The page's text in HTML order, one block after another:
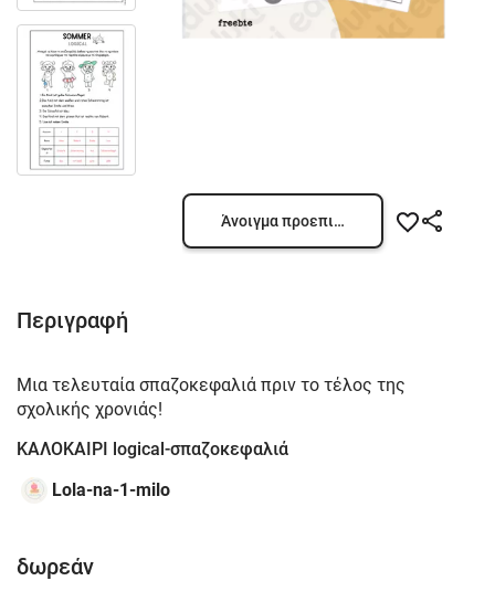
Άνοιγμα προεπισκόπησης
Περιγραφή
Μια τελευταία σπαζοκεφαλιά πριν το τέλος της
σχολικής χρονιάς!
ΚΑΛΟΚΑΙΡΙ logical-σπαζοκεφαλιά
Lola-na-1-milo
δωρεάν